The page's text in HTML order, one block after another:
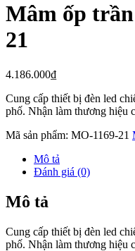
Mâm ốp
21
4.186.000₫
Cung cấp thiết bị đèn led
phố. Nhận làm thương hiệu
Mã sản phẩm: MO-1169-21
Mô tả
Đánh giá (0)
Mô tả
Cung cấp thiết bị đèn led
phố. Nhận làm thương hiệu